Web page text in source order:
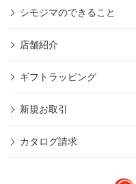
シモジマのできること
店舗紹介
ギフトラッピング
新規お取引
カタログ請求